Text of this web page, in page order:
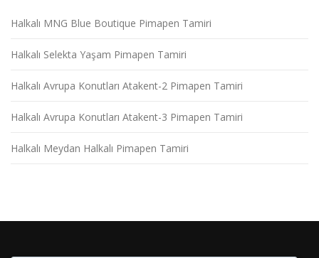
Halkalı MNG Blue Boutique Pimapen Tamiri
Halkalı Selekta Yaşam Pimapen Tamiri
Halkalı Avrupa Konutları Atakent-2 Pimapen Tamiri
Halkalı Avrupa Konutları Atakent-3 Pimapen Tamiri
Halkalı Meydan Halkalı Pimapen Tamiri